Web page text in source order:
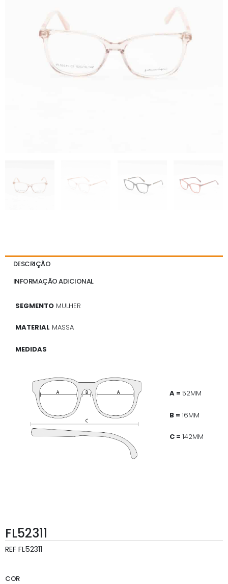
DESCRIÇÃO
INFORMAÇÃO ADICIONAL
SEGMENTO MULHER
MATERIAL MASSA
MEDIDAS
A = 52MM
B = 16MM
C = 142MM
FL52311
REF FL52311
COR